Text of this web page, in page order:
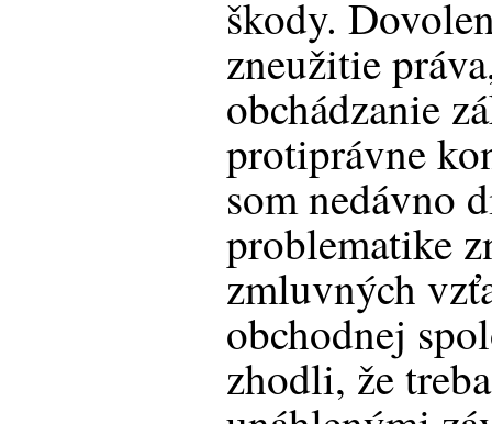
škody.
zneužitie
obchádzanie
protiprávne
som nedávno
problematike
zmluvných
obchodnej
zhodli, že